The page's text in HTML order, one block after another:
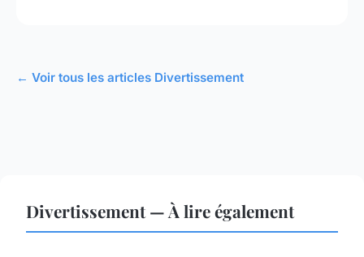
← Voir tous les articles Divertissement
Divertissement — À lire également